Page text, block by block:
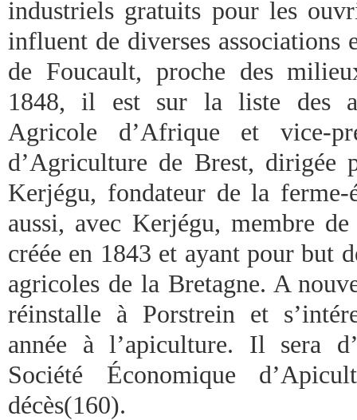
industriels gratuits pour les
influent de diverses associations
de Foucault, proche des
1848, il est sur la liste des
Agricole d’Afrique et vice-
d’Agriculture de Brest, dirigée
Kerjégu, fondateur de la ferme-
aussi, avec Kerjégu, membre
créée en 1843 et ayant pour but
agricoles de la Bretagne. A
réinstalle à Porstrein et
année à l’apiculture. Il sera
Société Économique
décès(160).